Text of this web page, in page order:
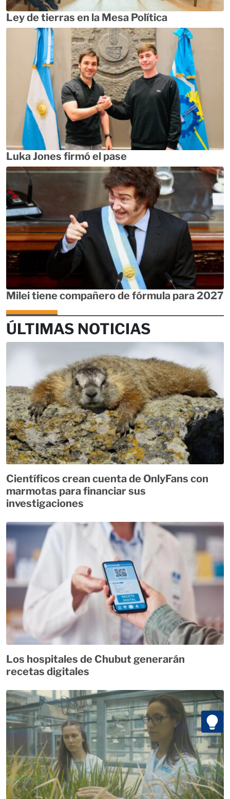
Ley de tierras en la Mesa Política
Luka Jones firmó el pase
Milei tiene compañero de fórmula para 2027
ÚLTIMAS NOTICIAS
Científicos crean cuenta de OnlyFans con
marmotas para financiar sus
investigaciones
Los hospitales de Chubut generarán
recetas digitales